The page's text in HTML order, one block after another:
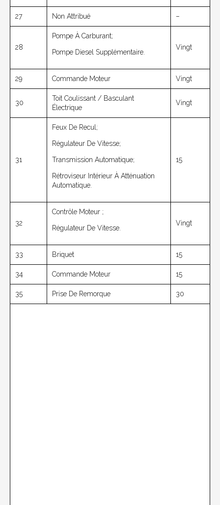
27 Non Attribué –
28
Pompe À Carburant;
Pompe Diesel Supplémentaire.
Vingt
29 Commande Moteur Vingt
30
Toit Coulissant / Basculant
Électrique
Vingt
31
Feux De Recul;
Régulateur De Vitesse;
Transmission Automatique;
Rétroviseur Intérieur À Atténuation
Automatique.
15
32
Contrôle Moteur ;
Régulateur De Vitesse.
Vingt
33 Briquet 15
34 Commande Moteur 15
35 Prise De Remorque 30